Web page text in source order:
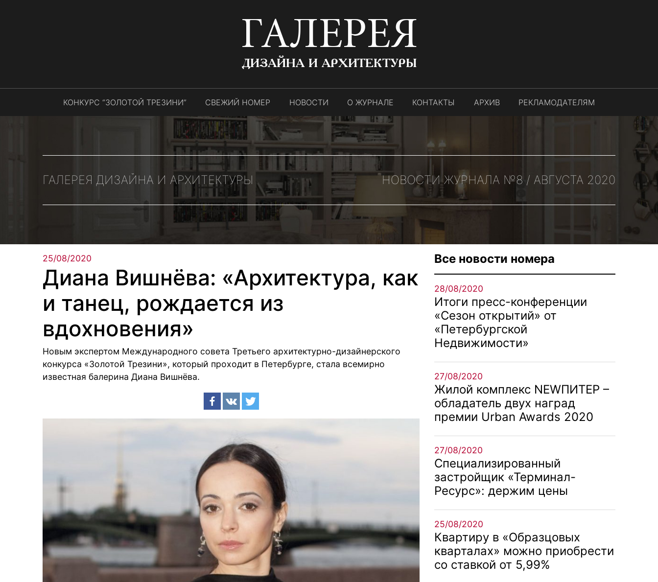
ГАЛЕРЕЯ
ДИЗАЙНА И АРХИТЕКТУРЫ
КОНКУРС “ЗОЛОТОЙ ТРЕЗИНИ” СВЕЖИЙ НОМЕР НОВОСТИ О ЖУРНАЛЕ КОНТАКТЫ АРХИВ РЕКЛАМОДАТЕЛЯМ
ГАЛЕРЕЯ ДИЗАЙНА И АРХИТЕКТУРЫ НОВОСТИ ЖУРНАЛА №8 / АВГУСТА 2020
25/08/2020
Диана Вишнёва: «Архитектура, как
и танец, рождается из
вдохновения»
Новым экспертом Международного совета Третьего архитектурно-дизайнерского
конкурса «Золотой Трезини», который проходит в Петербурге, стала всемирно
известная балерина Диана Вишнёва.
Все новости номера
28/08/2020
Итоги пресс-конференции
«Сезон открытий» от
«Петербургской
Недвижимости»
27/08/2020
Жилой комплекс NEWПИТЕР –
обладатель двух наград
премии Urban Awards 2020
27/08/2020
Специализированный
застройщик «Терминал-
Ресурс»: держим цены
25/08/2020
Квартиру в «Образцовых
кварталах» можно приобрести
со ставкой от 5,99%